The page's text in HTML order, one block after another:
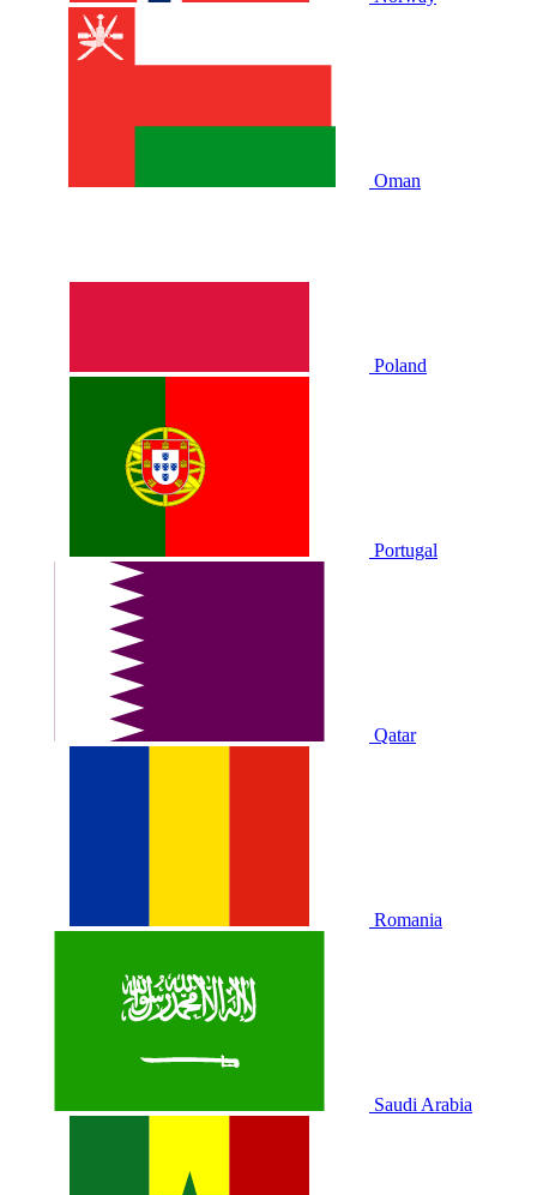
Oman
Poland
Portugal
Qatar
Romania
Saudi Arabia